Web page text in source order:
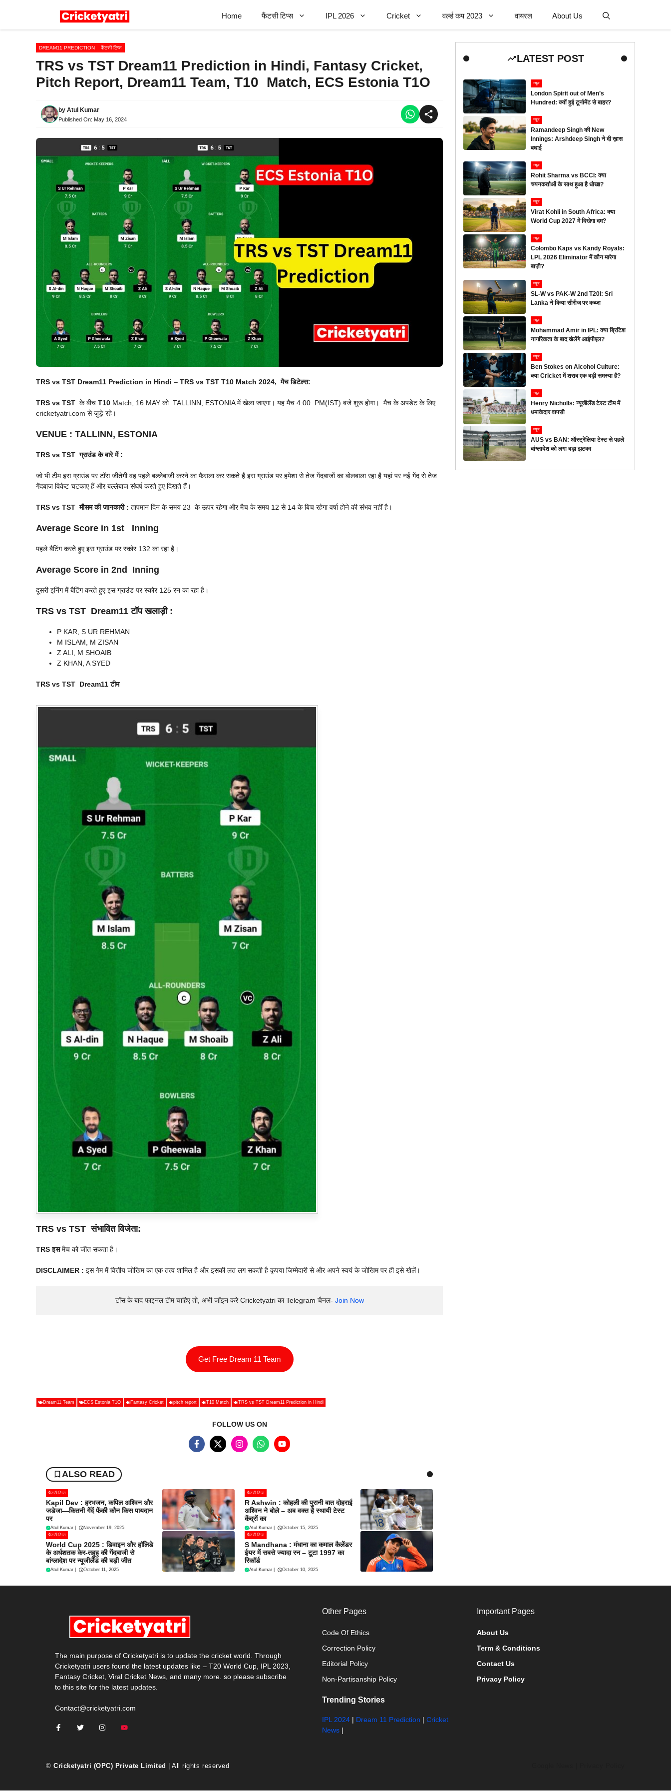
Home फैंटसी टिप्स IPL 2026 Cricket वर्ल्ड कप 2023 वायरल About Us
DREAM11 PREDICTION फैंटसी टिप्स
TRS vs TST Dream11 Prediction in Hindi, Fantasy Cricket,
Pitch Report, Dream11 Team, T10 Match, ECS Estonia T1O
by Atul Kumar
Published On: May 16, 2024
TRS vs TST Dream11 Prediction in Hindi – TRS vs TST T10 Match 2024, मैच डिटेल्स:
TRS vs TST के बीच T10 Match, 16 MAY को TALLINN, ESTONIA में खेला जाएगा। यह मैच 4:00 PM(IST) बजे शुरू होगा। मैच के अपडेट के लिए
cricketyatri.com से जुड़े रहे।
VENUE : TALLINN, ESTONIA
TRS vs TSTग्राउंड के बारे में :
जो भी टीम इस ग्राउंड पर टॉस जीतेगी वह पहले बल्लेबाजी करने का फैसला कर सकते हैं इस ग्राउंड पर हमेशा से तेज गेंदबाजों का बोलबाला रहा है यहां पर नई गेंद से तेज
गेंदबाज विकेट चटकाए हैं और बल्लेबाज संघर्ष करते हुए दिखते हैं।
TRS vs TSTमौसम की जानकारी : तापमान दिन के समय 23 के ऊपर रहेगा और मैच के समय 12 से 14 के बिच रहेगा वर्षा होने की संभव नहीं है।
Average Score in 1st Inning
पहले बैटिंग करते हुए इस ग्राउंड पर स्कोर 132 का रहा है।
Average Score in 2nd Inning
दूसरी इनिंग में बैटिंग करते हुए इस ग्राउंड पर स्कोर 125 रन का रहा है।
TRS vs TST Dream11 टॉप खलाड़ी :
P KAR, S UR REHMAN
M ISLAM, M ZISAN
Z ALI, M SHOAIB
Z KHAN, A SYED
TRS vs TST Dream11टीम
TRS vs TST संभावित विजेता:
TRS इसमैच को जीत सकता है।
DISCLAIMER : इस गेम में वित्तीय जोखिम का एक तत्व शामिल है और इसकी लत लग सकती है कृपया जिम्मेदारी से और अपने स्वयं के जोखिम पर ही इसे खेलें।
टॉस के बाद फाइनल टीम चाहिए तो, अभी जॉइन करे Cricketyatri का Telegram चैनल- Join Now
Get Free Dream 11 Team
Dream11 Team ECS Estonia T1O Fantasy Cricket pitch report T10 Match TRS vs TST Dream11 Prediction in Hindi
FOLLOW US ON
ALSO READ
फैंटसी टिप्स
Kapil Dev : हरभजन, कपिल अश्विन और
जडेजा—कितनी गेंदें फेंकी कौन किस पायदान
पर
Atul Kumar November 19, 2025
फैंटसी टिप्स
R Ashwin : कोहली की पुरानी बात दोहराई
अश्विन ने बोले – अब वक्त है स्थायी टेस्ट
केंद्रों का
Atul Kumar October 15, 2025
फैंटसी टिप्स
World Cup 2025 : डिवाइन और हॉलिडे
के अर्धशतक केर-तहुहु की गेंदबाजी से
बांग्लादेश पर न्यूजीलैंड की बड़ी जीत
Atul Kumar October 11, 2025
फैंटसी टिप्स
S Mandhana : मंधाना का कमाल कैलेंडर
ईयर में सबसे ज्यादा रन – टूटा 1997 का
रिकॉर्ड
Atul Kumar October 10, 2025
LATEST POST
न्यूज
London Spirit out of Men’s
Hundred: क्यों हुई टूर्नामेंट से बाहर?
न्यूज
Ramandeep Singh की New
Innings: Arshdeep Singh ने दी ख़ास
बधाई
न्यूज
Rohit Sharma vs BCCI: क्या
चयनकर्ताओं के साथ हुआ है धोखा?
न्यूज
Virat Kohli in South Africa: क्या
World Cup 2027 में दिखेगा दम?
न्यूज
Colombo Kaps vs Kandy Royals:
LPL 2026 Eliminator में कौन मारेगा
बाज़ी?
न्यूज
SL-W vs PAK-W 2nd T20I: Sri
Lanka ने किया सीरीज पर कब्जा
न्यूज
Mohammad Amir in IPL: क्या ब्रिटिश
नागरिकता के बाद खेलेंगे आईपीएल?
न्यूज
Ben Stokes on Alcohol Culture:
क्या Cricket में शराब एक बड़ी समस्या है?
न्यूज
Henry Nicholls: न्यूजीलैंड टेस्ट टीम में
धमाकेदार वापसी
न्यूज
AUS vs BAN: ऑस्ट्रेलिया टेस्ट से पहले
बांग्लादेश को लगा बड़ा झटका
The main purpose of Cricketyatri is to update the cricket world. Through
Cricketyatri users found the latest updates like – T20 World Cup, IPL 2023,
Fantasy Cricket, Viral Cricket News, and many more. so please subscribe
to this site for the latest updates.
Contact@cricketyatri.com
Other Pages
Code Of Ethics
Correction Policy
Editorial Policy
Non-Partisanship Policy
Trending Stories
IPL 2024 | Dream 11 Prediction |Cricket
News |
Important Pages
About Us
Term & Conditions
Contact Us
Privacy Policy
©Cricketyatri (OPC) Private Limited | All rights reserved